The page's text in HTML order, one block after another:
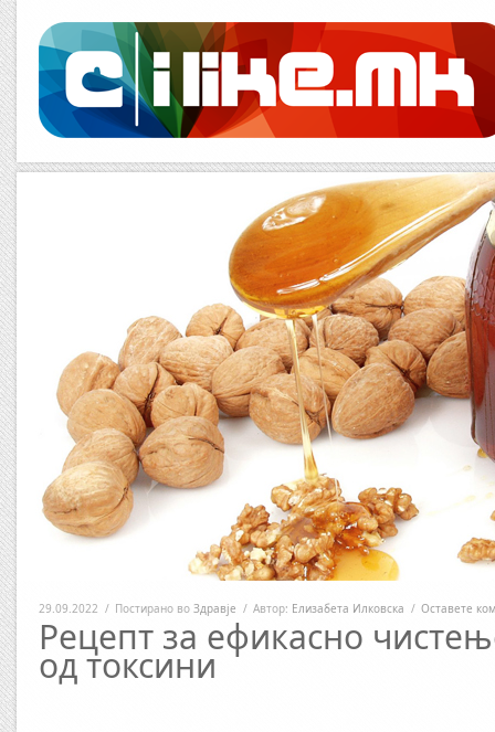
29.09.2022 / Постирано во Здравје / Автор: Елизабета Илковска / Оставете
Рецепт за ефикасно
од токсини